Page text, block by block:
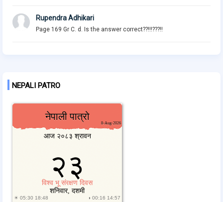
Rupendra Adhikari
Page 169 Gr C. d. Is the answer correct??!!!???!!
NEPALI PATRO